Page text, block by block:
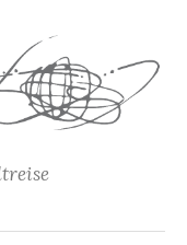
Suchen